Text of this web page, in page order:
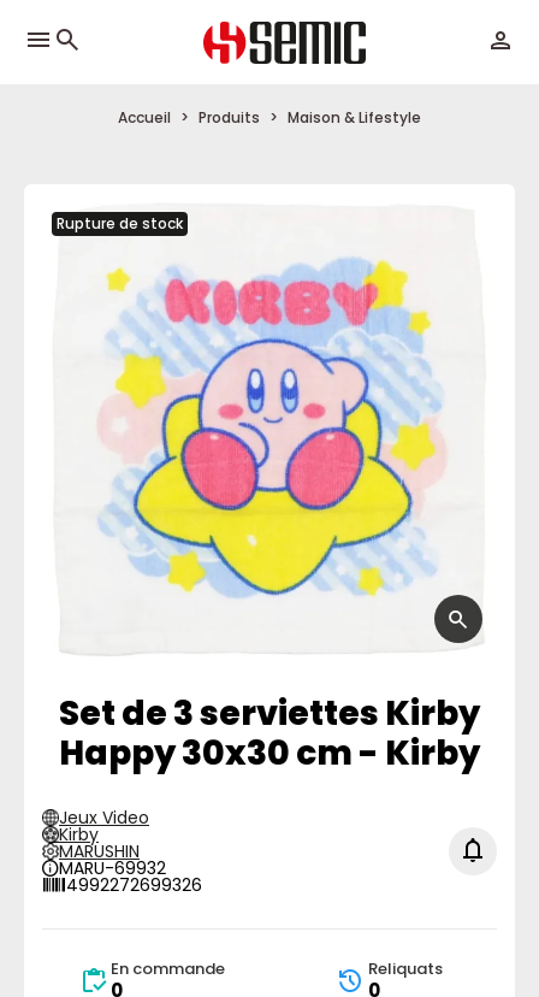
menu
Accueil Produits Maison & Lifestyle
Rupture de stock
Set de 3 serviettes Kirby
Happy 30x30 cm - Kirby
Jeux Video
Kirby
MARUSHIN
MARU-69932
4992272699326
En commande
0
Reliquats
0